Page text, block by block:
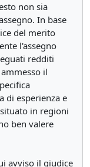
non sia
In base
del merito
l'assegno
redditi
il
di esperienza e
in regioni
ben valere
avviso il giudice